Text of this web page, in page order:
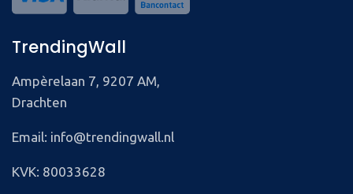
TrendingWall
Ampèrelaan 7, 9207 AM,
Drachten
Email: info@trendingwall.nl
KVK: 80033628